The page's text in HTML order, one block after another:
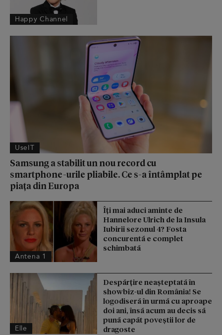
Happy Channel
UseIT
Samsung a stabilit un nou record cu
smartphone-urile pliabile. Ce s-a întâmplat pe
piața din Europa
Antena 1
Îți mai aduci aminte de
Hannelore Ulrich de la Insula
Iubirii sezonul 4? Fosta
concurentă e complet
schimbată
Elle
Despărțire neașteptată în
showbiz-ul din România! Se
logodiseră în urmă cu aproape
doi ani, însă acum au decis să
pună capăt poveștii lor de
dragoste